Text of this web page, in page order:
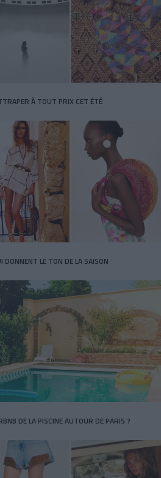
À TOUT PRIX CET ÉTÉ
DONNENT LE TON DE LA SAISON
DE LA PISCINE AUTOUR DE PARIS ?